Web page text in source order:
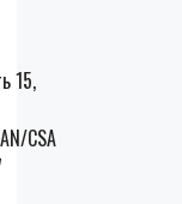
15,
CSA